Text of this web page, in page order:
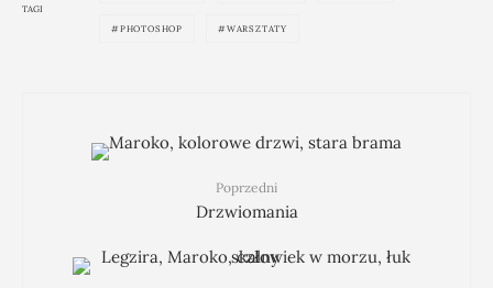
TAGI
PHOTOSHOP WARSZTATY
Poprzedni
Drzwiomania